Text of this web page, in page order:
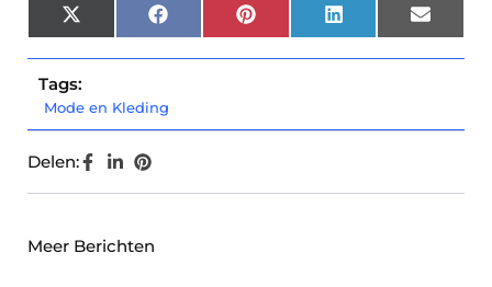
X
(Twitter)
Facebook Pinterest LinkedIn Email
Tags:
Mode en Kleding
Delen:
Meer Berichten